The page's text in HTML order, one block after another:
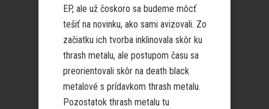
EP, ale už čoskoro sa budeme môcť
tešiť na novinku, ako sami avizovali. Zo
začiatku ich tvorba inklinovala skôr ku
thrash metalu, ale postupom času sa
preorientovali skôr na death black
metalové s prídavkom thrash metalu.
Pozostatok thrash metalu tu